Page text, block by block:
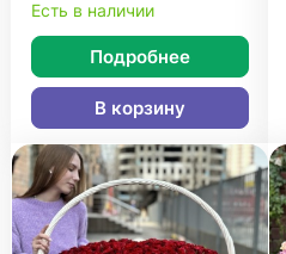
Есть в наличии
Подробнее
В корзину